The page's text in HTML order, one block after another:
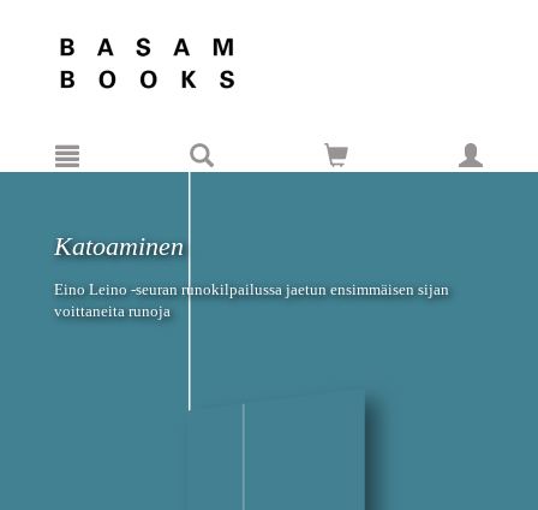
Katoaminen
Eino Leino -seuran runokilpailussa jaetun ensimmäisen sijan
voittaneita runoja